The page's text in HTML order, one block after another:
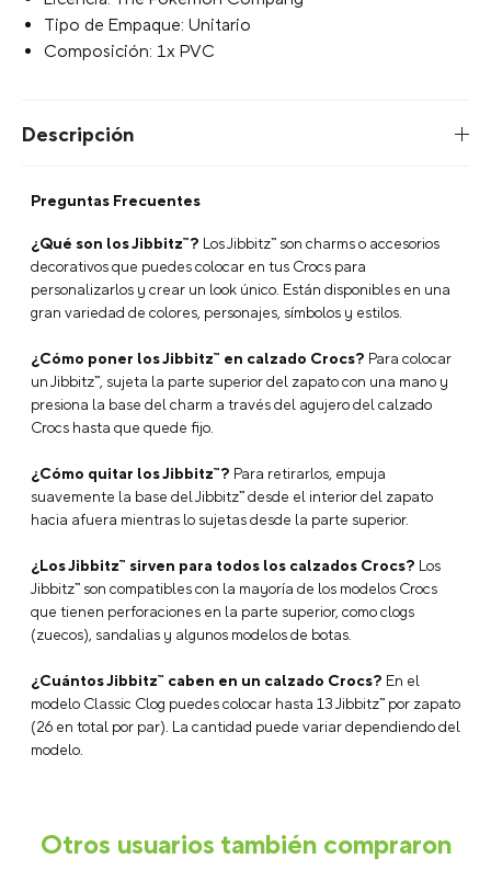
AGREGAR AL CARRITO
Características
Jibbitz Pokémon 2 Vulpix Café Crocs
Personaliza tus Crocs con Jibbitz Charms únicos y
favorito de manera fácil y creativa.
Marca: Jibbitz
Tipo: Charms
Modelo: Pokemon 2
Tipo:
Licencia: The Pokemon Company
Tipo de Empaque: Unitario
Descripción
Preguntas Frecuentes
¿Qué son los Jibbitz™?Los Jibbitz™ son charms o accesorios
decorativos que puedes colocar en tus Crocs para
¿Cómo poner los Jibbitz™ en calzado Crocs?Para colocar